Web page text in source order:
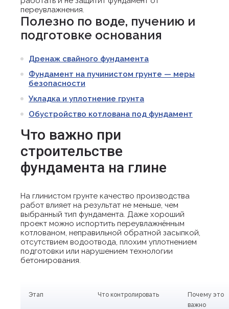
переувлажнения.
Полезно по воде, пучению и
подготовке основания
Дренаж свайного фундамента
Фундамент на пучинистом грунте — меры
безопасности
Укладка и уплотнение грунта
Обустройство котлована под фундамент
Что важно при
строительстве
фундамента на глине
На глинистом грунте качество производства
работ влияет на результат не меньше, чем
выбранный тип фундамента. Даже хороший
проект можно испортить переувлажнённым
котлованом, неправильной обратной засыпкой,
отсутствием водоотвода, плохим уплотнением
подготовки или нарушением технологии
бетонирования.
Этап Что контролировать
Почему это
важно